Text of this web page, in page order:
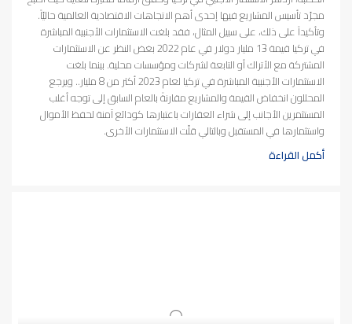
مجرّد تأسيس المشاريع فيها إحدى أهم الاتجاهات الاقتصادية العالمية حاليّاً.
وتأكيداً على ذلك، على سبيل المثال، فقد بلغت الاستثمارات الأجنبية المباشرة
في تركيا قيمة 13 مليار دولار في عام 2022 بغض النظر عن الاستثمارات
المشتركة مع الأتراك أو التابعة لشركات ومؤسسات محلية. بينما بلغت
الاستثمارات الأجنبية المباشرة في تركيا لعام 2023 أكثر من 8 مليار.. ويرجع
المحللون انخفاض القيمة والمشاريع مقارنةً بالعام السابق إلى توجه أغلب
المستثمرين الأجانب إلى شراء العقارات باعتبارها كودائع آمنة لحفظ الأموال
واستثمارها في المستقبل وبالتالي قلّت الاستثمارات الأخرى.
أكمل القراءة